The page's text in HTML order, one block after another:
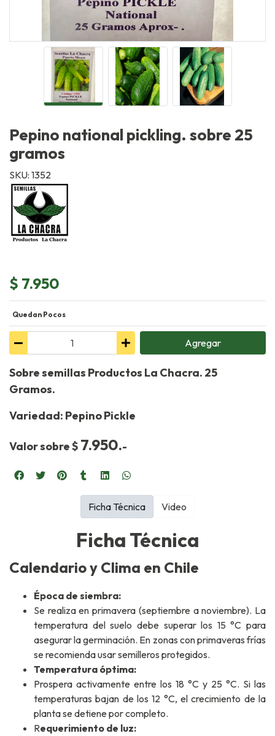
Pepino national pickling. sobre 25
gramos
SKU: 1352
$ 7.950
Quedan Pocos
Agregar
Sobre semillas Productos La Chacra. 25
Gramos.
Variedad: Pepino Pickle
Valor sobre $ 7.950.-
Ficha Técnica
Calendario y Clima en Chile
Época de siembra:
Se realiza en primavera (septiembre a noviembre). La
temperatura del suelo debe superar los 15 °C para
asegurar la germinación. En zonas con primaveras frías
se recomienda usar semilleros protegidos.
Temperatura óptima:
Prospera activamente entre los 18 °C y 25 °C. Si las
temperaturas bajan de los 12 °C, el crecimiento de la
planta se detiene por completo.
Requerimiento de luz:
Ficha Técnica Video